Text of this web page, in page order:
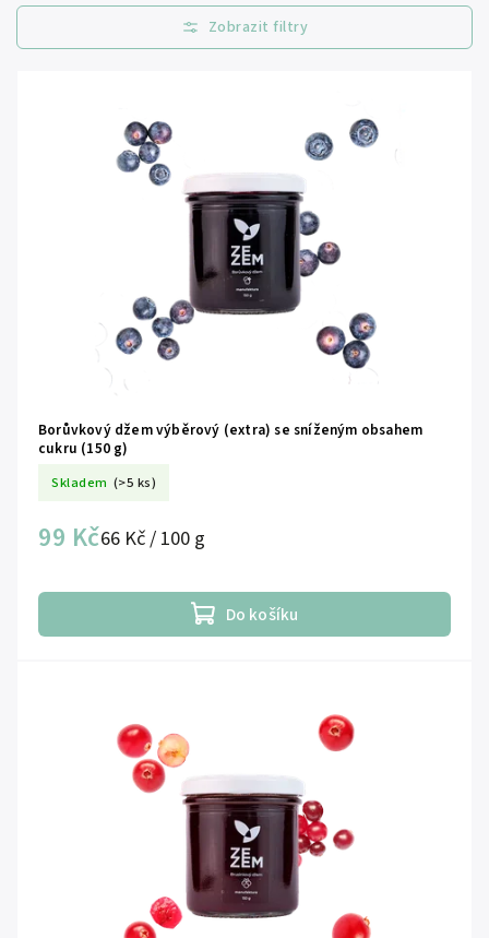
Nejdražší
Nejprodávanější
Borůvkový džem výběrový (extra) se sníženým obsahem
cukru (150 g)
Skladem (>5 ks)
99 Kč66 Kč / 100 g
Do košíku